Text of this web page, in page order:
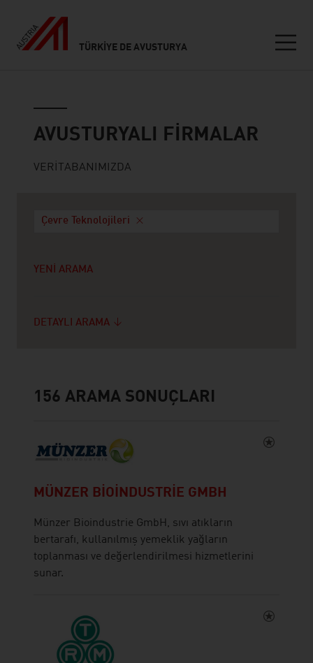
TÜRKIYE DE AVUSTURYA
AVUSTURYALI FIRMALAR
VERITABANIMIZDA
Çevre Teknolojileri
YENI ARAMA
DETAYLI ARAMA
156 ARAMA SONUÇLARI
MÜNZER BIOINDUSTRIE GMBH
Münzer Bioindustrie GmbH, sıvı atıkların
bertarafı, kullanılmış yemeklik yağların
toplanması ve değerlendirilmesi hizmetlerini
sunar.